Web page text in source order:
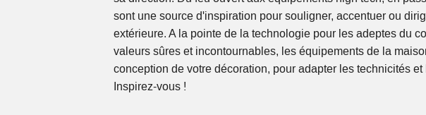
sont une source d'inspiration pour souligner, accentuer ou
extérieure. A la pointe de la technologie pour les adeptes du
valeurs sûres et incontournables, les équipements de la
conception de votre décoration, pour adapter les technicités
Inspirez-vous !